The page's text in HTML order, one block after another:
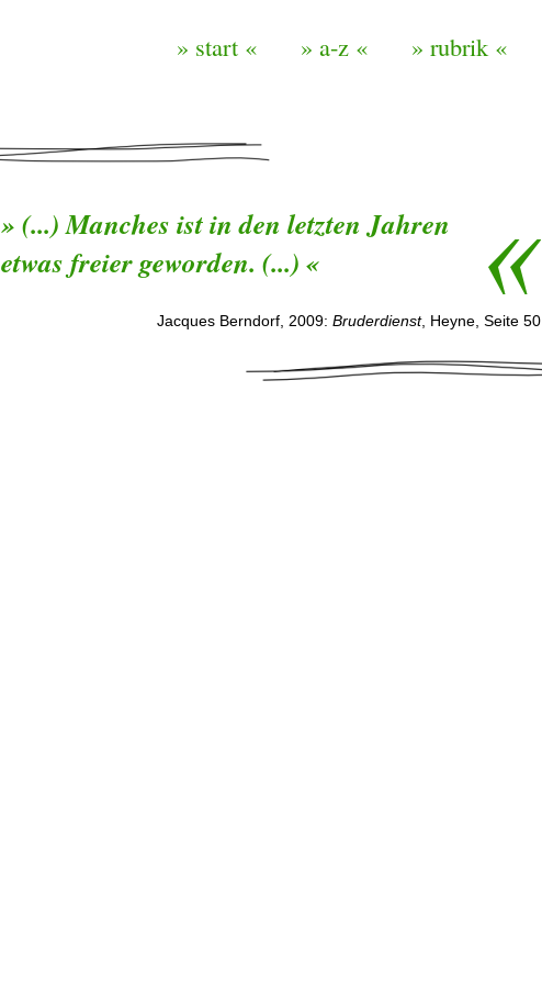
» start « » a-z « » rubrik «
» (...) Manches ist in den letzten Jahren
etwas freier geworden. (...) «
Jacques Berndorf, 2009: Bruderdienst, Heyne, Seite 50